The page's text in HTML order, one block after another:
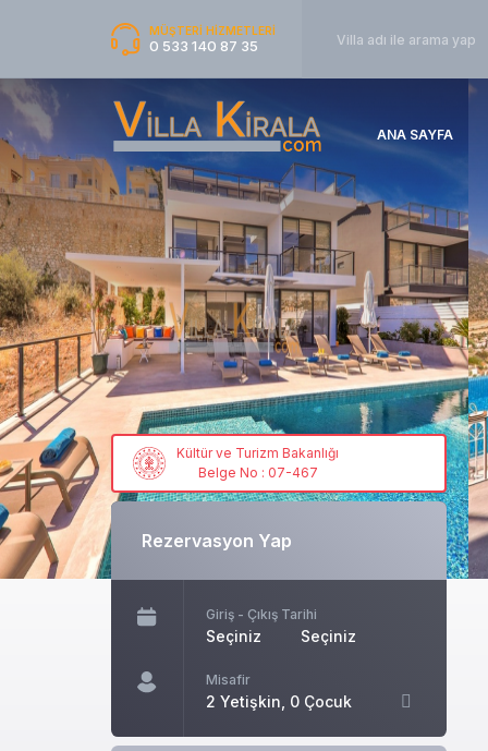
MÜŞTERİ HİZMETLERİ
0 533 140 87 35
ANA SAYFA
Kültür ve Turizm Bakanlığı
Belge No : 07-467
Rezervasyon Yap
Giriş - Çıkış Tarihi
Seçiniz Seçiniz
Misafir
2 Yetişkin, 0 Çocuk